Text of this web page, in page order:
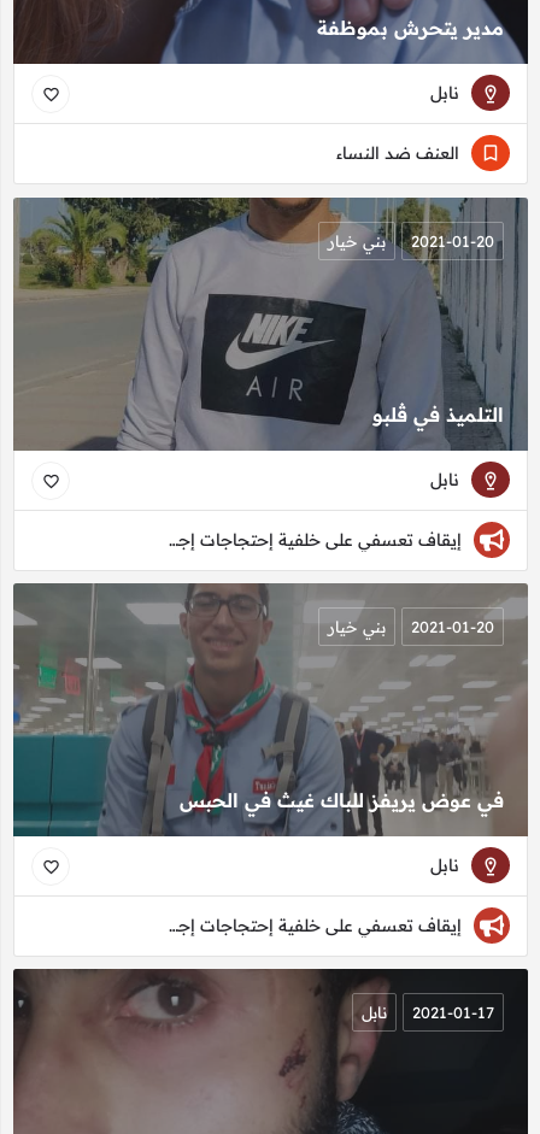
مدير يتحرش بموظفة
نابل
العنف ضد النساء
التلميذ في ڤلبو
2021-01-20 بني خيار
نابل
إيقاف تعسفي على خلفية إحتجاجات إجتماعيّة
في عوض يريفز للباك غيث في الحبس
2021-01-20 بني خيار
نابل
إيقاف تعسفي على خلفية إحتجاجات إجتماعيّة
2021-01-17 نابل